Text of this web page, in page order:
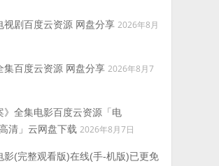
视剧百度云资源 网盘分享 2026年8月
集百度云资源 网盘分享 2026年8月7
》全集电影百度云资源「电
清」云网盘下载 2026年8月7日
影(完整观看版)在线(手-机版)已更免